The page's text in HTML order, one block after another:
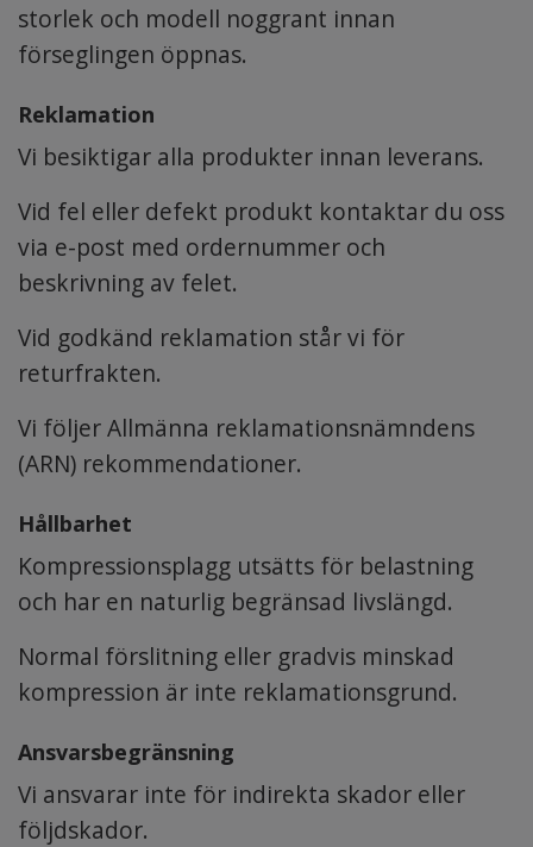
storlek och modell noggrant innan
förseglingen öppnas.
Reklamation
Vi besiktigar alla produkter innan leverans.
Vid fel eller defekt produkt kontaktar du oss
via e-post med ordernummer och
beskrivning av felet.
Vid godkänd reklamation står vi för
returfrakten.
Vi följer Allmänna reklamationsnämndens
(ARN) rekommendationer.
Hållbarhet
Kompressionsplagg utsätts för belastning
och har en naturlig begränsad livslängd.
Normal förslitning eller gradvis minskad
kompression är inte reklamationsgrund.
Ansvarsbegränsning
Vi ansvarar inte för indirekta skador eller
följdskador.